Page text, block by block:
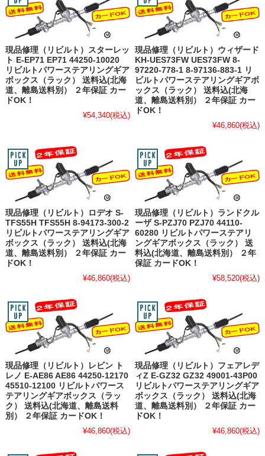
現品修理（リビルト）スターレッ
ト E-EP71 EP71 44250-10020
リビルトパワーステアリングギア
ボックス（ラック） 送料込(北海
道、離島送料別） ２年保証 カー
ドOK！
¥54,340(税込)
現品修理（リビルト）ウィザード
KH-UES73FW UES73FW 8-
97220-778-1 8-97136-883-1 リ
ビルトパワーステアリングギアボ
ックス（ラック） 送料込(北海
道、離島送料別） ２年保証 カー
ドOK！
¥46,860(税込)
現品修理（リビルト）ロデオ S-
TFS55H TFS55H 8-94173-300-2
リビルトパワーステアリングギア
ボックス（ラック） 送料込(北海
道、離島送料別） ２年保証 カー
ドOK！
¥46,860(税込)
現品修理（リビルト）ランドクル
ーザ S-PZJ70 PZJ70 44110-
60280 リビルトパワーステアリ
ングギアボックス（ラック） 送
料込(北海道、離島送料別） ２年
保証 カードOK！
¥58,520(税込)
現品修理（リビルト）レビン ト
レノ E-AE86 AE86 44250-12170
45510-12100 リビルトパワース
テアリングギアボックス（ラッ
ク） 送料込(北海道、離島送料
別） ２年保証 カードOK！
¥46,860(税込)
現品修理（リビルト）フェアレデ
ィZ E-GZ32 GZ32 49001-43P00
リビルトパワーステアリングギア
ボックス（ラック） 送料込(北海
道、離島送料別） ２年保証 カー
ドOK！
¥46,860(税込)